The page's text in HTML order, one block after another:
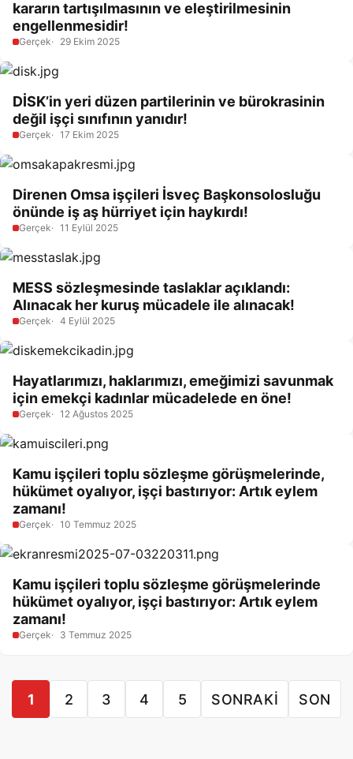
kararın tartışılmasının ve eleştirilmesinin
engellenmesidir!
Gerçek 29 Ekim 2025
DİSK’in yeri düzen partilerinin ve bürokrasinin
değil işçi sınıfının yanıdır!
Gerçek 17 Ekim 2025
Direnen Omsa işçileri İsveç Başkonsolosluğu
önünde iş aş hürriyet için haykırdı!
Gerçek 11 Eylül 2025
MESS sözleşmesinde taslaklar açıklandı:
Alınacak her kuruş mücadele ile alınacak!
Gerçek 4 Eylül 2025
Hayatlarımızı, haklarımızı, emeğimizi savunmak
için emekçi kadınlar mücadelede en öne!
Gerçek 12 Ağustos 2025
Kamu işçileri toplu sözleşme görüşmelerinde,
hükümet oyalıyor, işçi bastırıyor: Artık eylem
zamanı!
Gerçek 10 Temmuz 2025
Kamu işçileri toplu sözleşme görüşmelerinde
hükümet oyalıyor, işçi bastırıyor: Artık eylem
zamanı!
Gerçek 3 Temmuz 2025
1 2 3 4 5 SONRAKI SON